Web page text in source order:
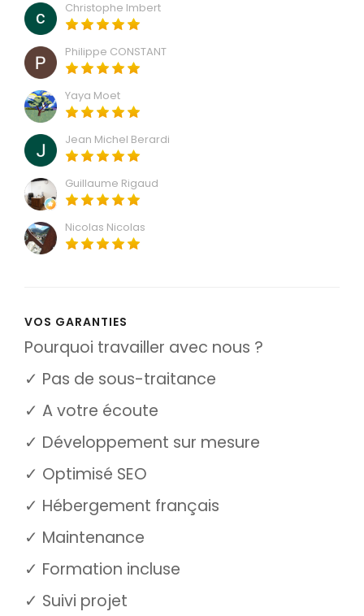
Christophe Imbert
Philippe CONSTANT
Yaya Moet
Jean Michel Berardi
Guillaume Rigaud
Nicolas Nicolas
VOS GARANTIES
Pourquoi travailler avec nous ?
✓ Pas de sous-traitance
✓ A votre écoute
✓ Développement sur mesure
✓ Optimisé SEO
✓ Hébergement français
✓ Maintenance
✓ Formation incluse
✓ Suivi projet